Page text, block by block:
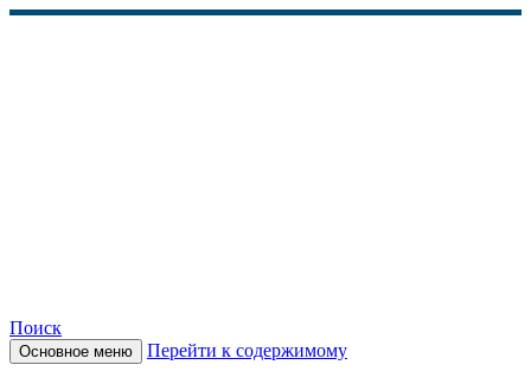
Поиск
Основное меню Перейти к содержимому